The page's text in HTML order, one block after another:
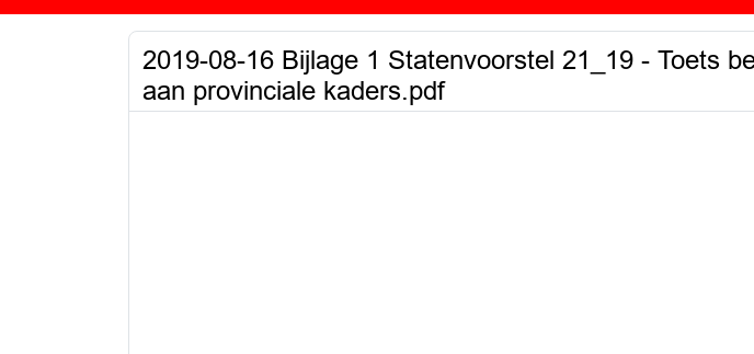
2019-08-16 Bijlage 1 Statenvoorstel 21_19 - Toets
aan provinciale kaders.pdf